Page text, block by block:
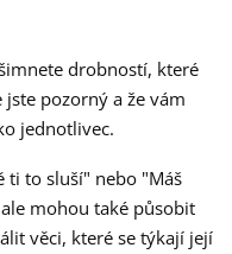
drobností, které
pozorný a že vám
jednotlivec.
ti to sluší" nebo "Máš
mohou také působit
věci, které se týkají její